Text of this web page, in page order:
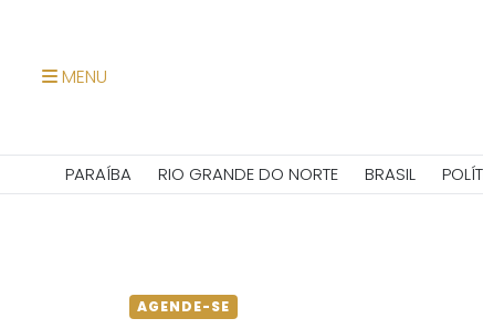
MENU
PARAÍBA RIO GRANDE DO NORTE BRASIL
AGENDE-SE